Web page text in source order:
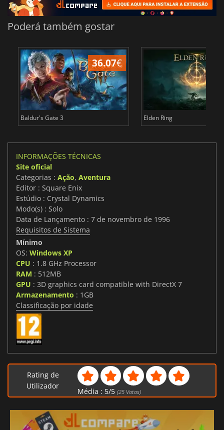
Poderá também gostar
36.07€
Baldur's Gate 3 Elden Ring
INFORMAÇÕES TÉCNICAS
Site oficial
Categorias : Ação, Aventura
Editor : Square Enix
Estúdio : Crystal Dynamics
Modo(s) : Solo
Data de Lançamento : 7 de novembro de 1996
Requisitos de Sistema
Mínimo
OS: Windows XP
CPU : 1.8 GHz Processor
RAM : 512MB
GPU : 3D graphics card compatible with DirectX 7
Armazenamento : 1GB
Classificação por idade
Rating de
Utilizador
Média : 5/5 (25Votos)